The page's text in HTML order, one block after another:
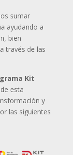
sumar
ayudando a
bien
través de las
Kit
de esta
y
las siguientes